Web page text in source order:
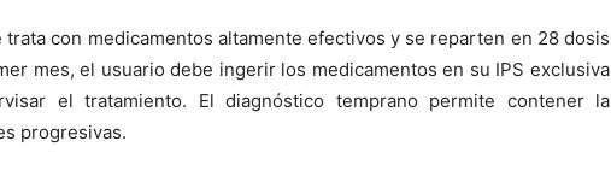
trata con medicamentos altamente efectivos y se reparten en 28 dosis
mes, el usuario debe ingerir los medicamentos en su IPS exclusiva
el tratamiento. El diagnóstico temprano permite contener la
progresivas.